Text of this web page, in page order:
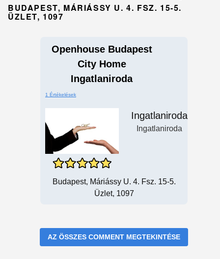
BUDAPEST, MÁRIÁSSY U. 4. FSZ. 15-5.
ÜZLET, 1097
Openhouse Budapest
City Home
Ingatlaniroda
1 Értékelések
Ingatlaniroda
Ingatlaniroda
Budapest, Máriássy U. 4. Fsz. 15-5.
Üzlet, 1097
AZ ÖSSZES COMMENT MEGTEKINTÉSE